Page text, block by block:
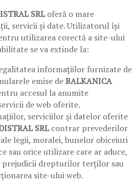
SRLoferă o mare
servicii și date. Utilizatorul își
utilizarea corectă a site-ului
se va extinde la:
informațiilor furnizate de
emise deBALKANICA
accesul la anumite
de web oferite.
serviciilor și datelor oferite
SRLcontrar prevederilor
legii, moralei, bunelor obiceiuri
sau orice utilizare care ar aduce,
prejudicii drepturilor terților sau
site-ului web.